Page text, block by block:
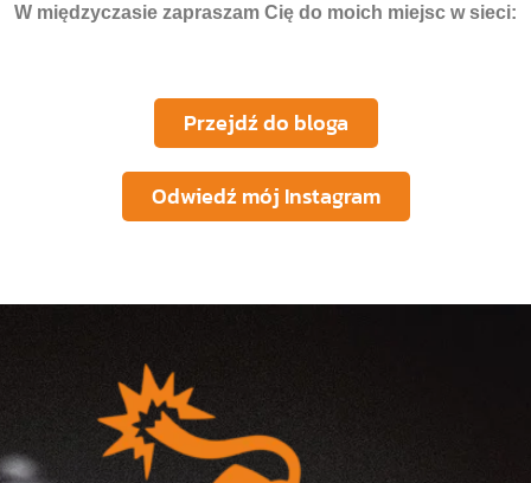
W międzyczasie zapraszam Cię do moich miejsc w sieci:
Przejdź do bloga
Odwiedź mój Instagram